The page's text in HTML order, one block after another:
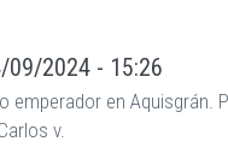
09/2024 - 15:26
emperador en Aquisgrán.
v.